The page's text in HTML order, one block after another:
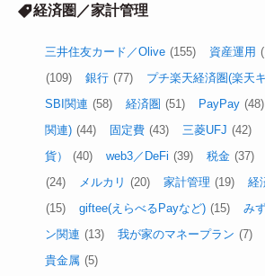
経済圏／家計管理
三井住友カード／Olive (155) 資産運用
(109)
銀行 (77) プチ楽天経済圏(楽天
SBI関連 (58) 経済圏 (51) PayPay (48)
関連) (44) 固定費 (43) 三菱UFJ (42)
貨）
(40) web3／DeFi (39) 税金 (37)
(24)
メルカリ (20) 家計管理 (19) 経
(15)
giftee(えらべるPayなど) (15) み
ン関連 (13) 我が家のマネープラン (7)
貴金属 (5)